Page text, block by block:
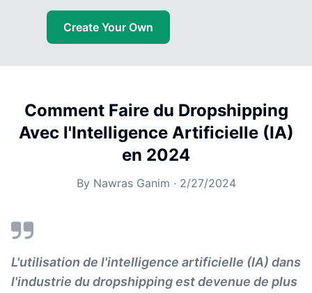
Create Your Own
Comment Faire du Dropshipping
Avec l'Intelligence Artificielle (IA)
en 2024
By Nawras Ganim · 2/27/2024
L'utilisation de l'intelligence artificielle (IA) dans
l'industrie du dropshipping est devenue de plus